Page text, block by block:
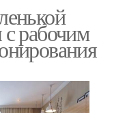
с рабочим